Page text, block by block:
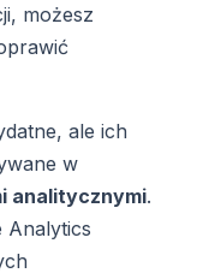
możesz
ale ich
w
analitycznymi.
Analytics